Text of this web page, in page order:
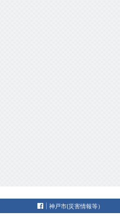
神戸市(災害情報等）